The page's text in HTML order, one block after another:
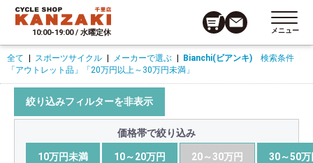
10:00-19:00 / 水曜定休 メニュー
全て スポーツサイクル メーカーで選ぶ Bianchi(ビアンキ) 検索条件
「アウトレット品」
「20万円以上～30万円未満」
絞り込みフィルターを非表示
価格帯で絞り込み
10万円未満 10～20万円 20～30万円 30～50万